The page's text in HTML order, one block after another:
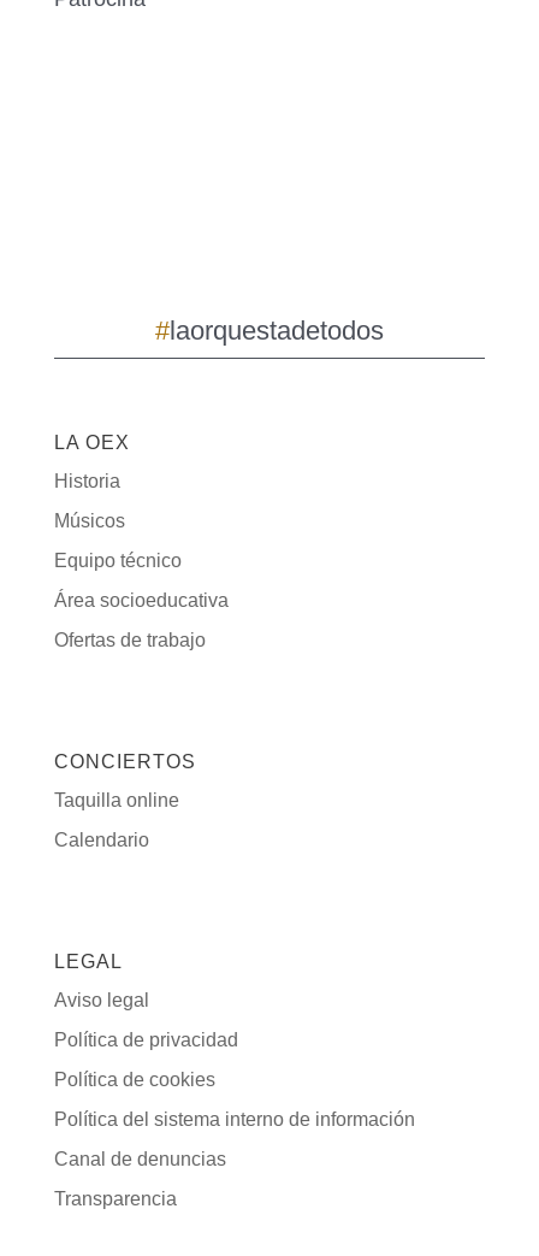
#laorquestadetodos
LA OEX
Historia
Músicos
Equipo técnico
Área socioeducativa
Ofertas de trabajo
CONCIERTOS
Taquilla online
Calendario
LEGAL
Aviso legal
Política de privacidad
Política de cookies
Política del sistema interno de información
Canal de denuncias
Transparencia